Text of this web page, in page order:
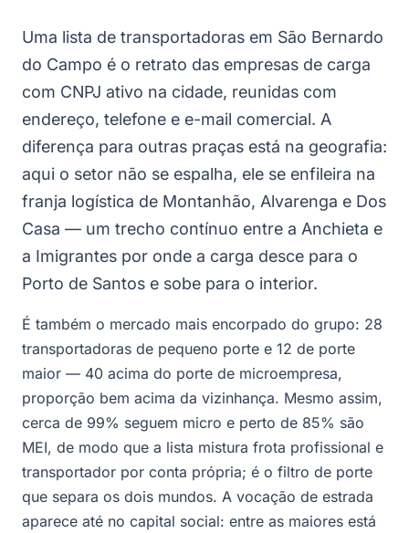
Uma lista de transportadoras em São Bernardo
do Campo é o retrato das empresas de carga
com CNPJ ativo na cidade, reunidas com
endereço, telefone e e-mail comercial. A
diferença para outras praças está na geografia:
aqui o setor não se espalha, ele se enfileira na
franja logística de Montanhão, Alvarenga e Dos
Casa — um trecho contínuo entre a Anchieta e
a Imigrantes por onde a carga desce para o
Porto de Santos e sobe para o interior.
É também o mercado mais encorpado do grupo: 28
transportadoras de pequeno porte e 12 de porte
maior — 40 acima do porte de microempresa,
proporção bem acima da vizinhança. Mesmo assim,
cerca de 99% seguem micro e perto de 85% são
MEI, de modo que a lista mistura frota profissional e
transportador por conta própria; é o filtro de porte
que separa os dois mundos. A vocação de estrada
aparece até no capital social: entre as maiores está